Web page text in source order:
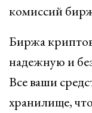
комиссий
Биржа
надежную и
Все ваши
хранилище,